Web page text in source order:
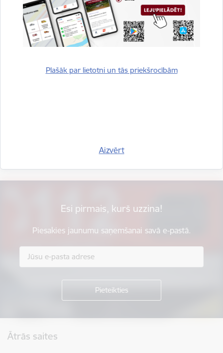
Plašāk par lietotni un tās priekšrocībām
Aizvērt
Sniegt atsauksmi
Esi pirmais, kurš uzzina!
Piesakies jaunumu saņemšanai savā e-pastā.
Ātrās saites